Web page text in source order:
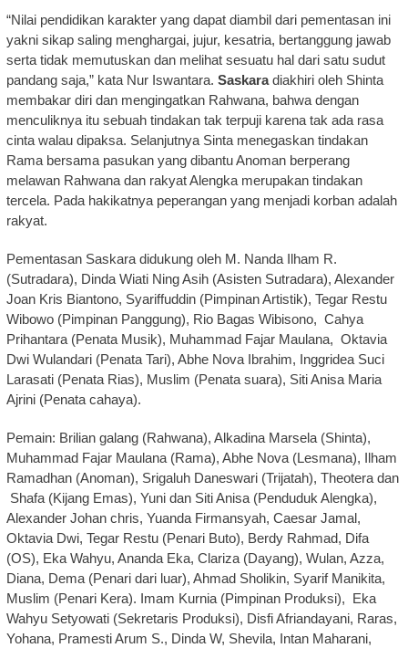
“Nilai pendidikan karakter yang dapat diambil dari pementasan ini
yakni sikap saling menghargai, jujur, kesatria, bertanggung jawab
serta tidak memutuskan dan melihat sesuatu hal dari satu sudut
pandang saja,” kata Nur Iswantara. Saskaradiakhiri oleh Shinta
membakar diri dan mengingatkan Rahwana, bahwa dengan
menculiknya itu sebuah tindakan tak terpuji karena tak ada rasa
cinta walau dipaksa. Selanjutnya Sinta menegaskan tindakan
Rama bersama pasukan yang dibantu Anoman berperang
melawan Rahwana dan rakyat Alengka merupakan tindakan
tercela. Pada hakikatnya peperangan yang menjadi korban adalah
rakyat.
Pementasan Saskara didukung oleh M. Nanda Ilham R.
(Sutradara), Dinda Wiati Ning Asih (Asisten Sutradara), Alexander
Joan Kris Biantono, Syariffuddin (Pimpinan Artistik), Tegar Restu
Wibowo (Pimpinan Panggung), Rio Bagas Wibisono, Cahya
Prihantara (Penata Musik), Muhammad Fajar Maulana, Oktavia
Dwi Wulandari (Penata Tari), Abhe Nova Ibrahim, Inggridea Suci
Larasati (Penata Rias), Muslim (Penata suara), Siti Anisa Maria
Ajrini (Penata cahaya).
Pemain: Brilian galang (Rahwana), Alkadina Marsela (Shinta),
Muhammad Fajar Maulana (Rama), Abhe Nova (Lesmana), Ilham
Ramadhan (Anoman), Srigaluh Daneswari (Trijatah), Theotera dan
Shafa (Kijang Emas), Yuni dan Siti Anisa (Penduduk Alengka),
Alexander Johan chris, Yuanda Firmansyah, Caesar Jamal,
Oktavia Dwi, Tegar Restu (Penari Buto), Berdy Rahmad, Difa
(OS), Eka Wahyu, Ananda Eka, Clariza (Dayang), Wulan, Azza,
Diana, Dema (Penari dari luar), Ahmad Sholikin, Syarif Manikita,
Muslim (Penari Kera). Imam Kurnia (Pimpinan Produksi), Eka
Wahyu Setyowati (Sekretaris Produksi), Disfi Afriandayani, Raras,
Yohana, Pramesti Arum S., Dinda W, Shevila, Intan Maharani,